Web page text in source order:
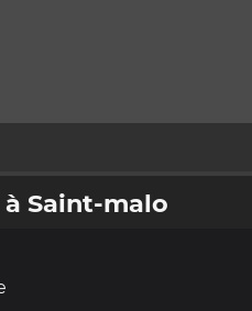
Saint-malo